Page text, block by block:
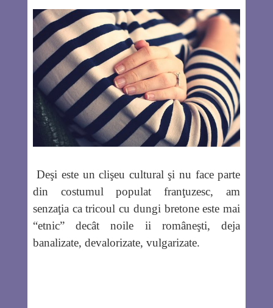
Deşi este un clişeu cultural şi nu face parte
din costumul populat franţuzesc, am
senzaţia ca tricoul cu dungi bretone este mai
“etnic” decât noile ii româneşti, deja
banalizate, devalorizate, vulgarizate.